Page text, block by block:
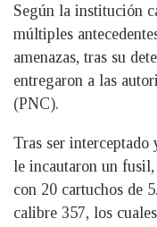
Según la institución
múltiples
amenazas, tras su
entregaron a las
(PNC).
Tras ser
le incautaron un
con 20 cartuchos de
calibre 357, los